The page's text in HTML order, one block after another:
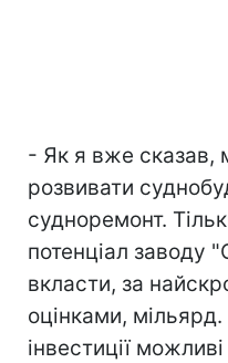
- Як я вже сказав,
розвивати
судноремонт.
потенціал заводу
вкласти, за
оцінками,
інвестиції